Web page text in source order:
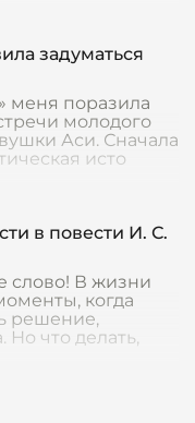
задуматься
меня поразила
молодого
Аси. Сначала
исто
в повести И. С.
слово! В жизни
когда
решение,
Но что делать,